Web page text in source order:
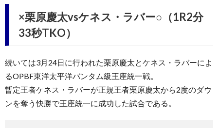
×栗原慶太vsケネス・ラバー○（1R2分
33秒TKO）
続いては3月24日に行われた栗原慶太とケネス・ラバーによ
るOPBF東洋太平洋バンタム級王座統一戦。
暫定王者ケネス・ラバーが正規王者栗原慶太から2度のダウ
ンを奪う快勝で王座統一に成功した試合である。